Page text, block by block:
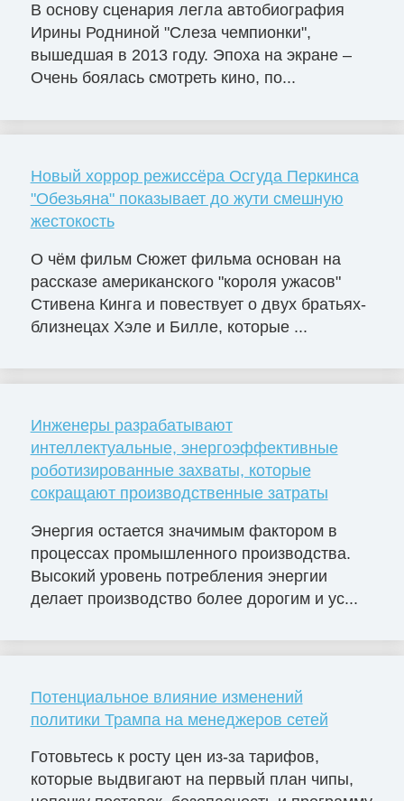
В основу сценария легла автобиография
Ирины Родниной "Слеза чемпионки",
вышедшая в 2013 году. Эпоха на экране –
Очень боялась смотреть кино, по...
Новый хоррор режиссёра Осгуда Перкинса
"Обезьяна" показывает до жути смешную
жестокость
О чём фильм Сюжет фильма основан на
рассказе американского "короля ужасов"
Стивена Кинга и повествует о двух братьях-
близнецах Хэле и Билле, которые ...
Инженеры разрабатывают
интеллектуальные, энергоэффективные
роботизированные захваты, которые
сокращают производственные затраты
Энергия остается значимым фактором в
процессах промышленного производства.
Высокий уровень потребления энергии
делает производство более дорогим и ус...
Потенциальное влияние изменений
политики Трампа на менеджеров сетей
Готовьтесь к росту цен из-за тарифов,
которые выдвигают на первый план чипы,